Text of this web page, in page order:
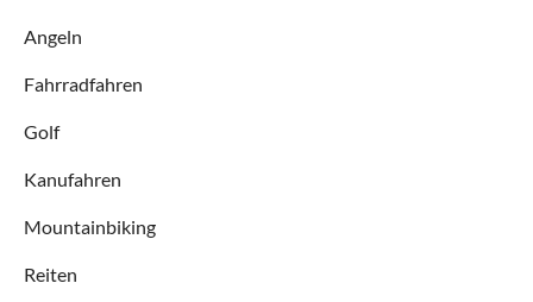
Angeln
Fahrradfahren
Golf
Kanufahren
Mountainbiking
Reiten